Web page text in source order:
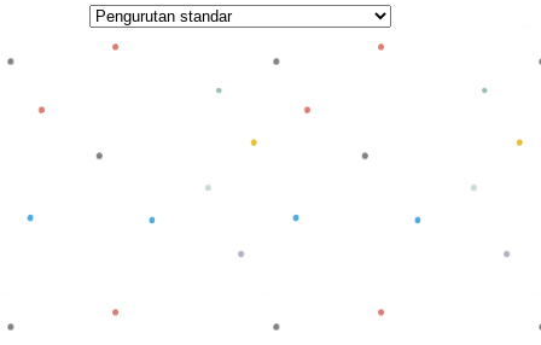
Baca selengkapnya